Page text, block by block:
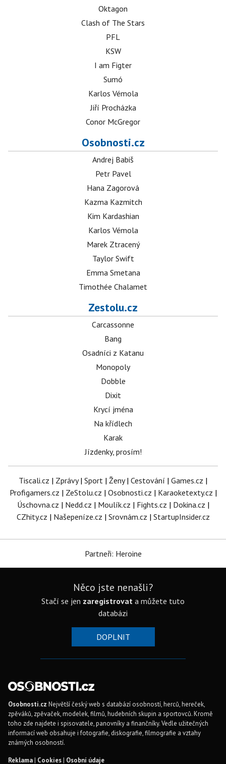
Oktagon
Clash of The Stars
PFL
KSW
I am Figter
Sumó
Karlos Vémola
Jiří Procházka
Conor McGregor
Osobnosti.cz
Andrej Babiš
Petr Pavel
Hana Zagorová
Kazma Kazmitch
Kim Kardashian
Karlos Vémola
Marek Ztracený
Taylor Swift
Emma Smetana
Timothée Chalamet
Zestolu.cz
Carcassonne
Bang
Osadníci z Katanu
Monopoly
Dobble
Dixit
Krycí jména
Na křídlech
Karak
Jízdenky, prosím!
Tiscali.cz | Zprávy| Sport | Ženy| Cestování | Games.cz |
Profigamers.cz | ZeStolu.cz | Osobnosti.cz | Karaoketexty.cz |
Úschovna.cz | Nedd.cz | Moulík.cz | Fights.cz | Dokina.cz |
CZhity.cz | Našepeníze.cz | Srovnám.cz | StartupInsider.cz
Partneři: Heroine
Něco jste nenašli?
Stačí se jen zaregistrovat a můžete tuto
databázi
DOPLNIT
Osobnosti.cz Největší český web s databází osobností, herců, hereček,
zpěváků, zpěvaček, modelek, filmů, hudebních skupin a sportovců. Kromě
toho zde najdete i spisovatele, panovníky a finančníky. Vedle užitečných
informací web obsahuje i fotografie, diskografie, filmografie a vztahy
známých osobností.
Reklama| Cookies| Osobní údaje